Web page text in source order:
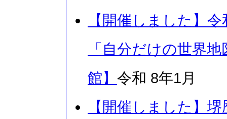
【開催しました】
「自分だけの世界
館】 令和 8年1月
【開催しました】